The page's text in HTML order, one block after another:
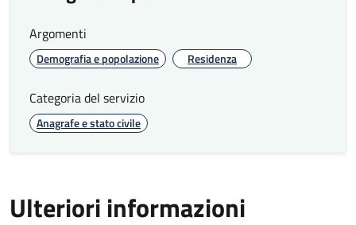
Livello di accessibilità al servizio per le
sportello assistenza pratiche on line
esclusivamente su prenotazione presso lo
sportello pratiche online sito al piano terra
Argomenti
Demografia e popolazione Residenza
Categoria del servizio
Anagrafe e stato civile
Ulteriori informazioni